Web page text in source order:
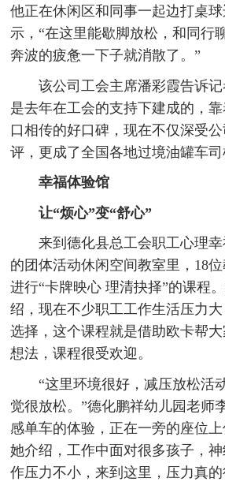
他正在休闲区和同事一起边打桌
示，“在这里能歇脚放松，和同行
奔波的疲惫一下子就消散了。”
该公司工会主席潘彩霞告诉
是去年在工会的支持下建成的，
口相传的好口碑，现在不仅深受
评，更成了全国各地过境油罐车司
幸福体验馆
让“烦心”变“舒心”
来到德化县总工会职工心理
的团体活动休闲空间教室里，18位
进行“卡牌映心 理清抉择”的课程
绍，现在不少职工工作生活压力
选择，这个课程就是借助欧卡帮
想法，课程很受欢迎。
“这里环境很好，减压放松活
觉很放松。”德化鹏祥幼儿园老师
感单车的体验，正在一旁的座位上
她介绍，工作中面对很多孩子，
作压力不小，来到这里，压力真的